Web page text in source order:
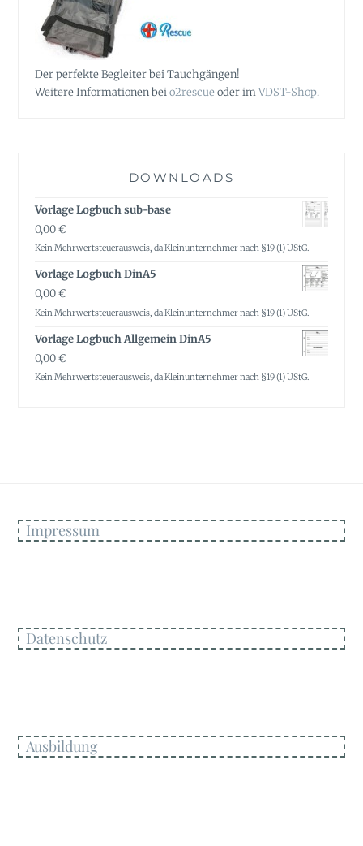
Der perfekte Begleiter bei Tauchgängen!
Weitere Informationen beio2rescueoder imVDST-Shop.
DOWNLOADS
Vorlage Logbuch sub-base
0,00€
Kein Mehrwertsteuerausweis, da Kleinunternehmer nach §19 (1) UStG.
Vorlage Logbuch DinA5
0,00€
Kein Mehrwertsteuerausweis, da Kleinunternehmer nach §19 (1) UStG.
Vorlage Logbuch Allgemein DinA5
0,00€
Kein Mehrwertsteuerausweis, da Kleinunternehmer nach §19 (1) UStG.
Impressum
Datenschutz
Ausbildung